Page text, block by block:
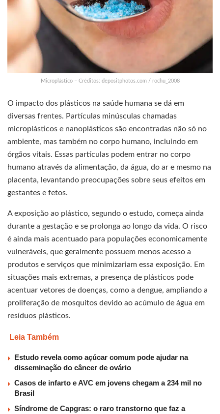
Microplástico – Créditos: depositphotos.com / rochu_2008
O impacto dos plásticos na saúde humana se dá em
diversas frentes. Partículas minúsculas chamadas
microplásticos e nanoplásticos são encontradas não só no
ambiente, mas também no corpo humano, incluindo em
órgãos vitais. Essas partículas podem entrar no corpo
humano através da alimentação, da água, do ar e mesmo na
placenta, levantando preocupações sobre seus efeitos em
gestantes e fetos.
A exposição ao plástico, segundo o estudo, começa ainda
durante a gestação e se prolonga ao longo da vida. O risco
é ainda mais acentuado para populações economicamente
vulneráveis, que geralmente possuem menos acesso a
produtos e serviços que minimizariam essa exposição. Em
situações mais extremas, a presença de plásticos pode
acentuar vetores de doenças, como a dengue, ampliando a
proliferação de mosquitos devido ao acúmulo de água em
resíduos plásticos.
Leia Também
Estudo revela como açúcar comum pode ajudar na
disseminação do câncer de ovário
Casos de infarto e AVC em jovens chegam a 234 mil no
Brasil
Síndrome de Capgras: o raro transtorno que faz a